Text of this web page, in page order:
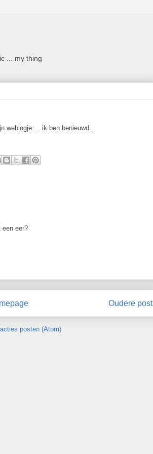
... my thing
weblogje ... ik ben benieuwd...
een eer?
Oudere post
posten (Atom)